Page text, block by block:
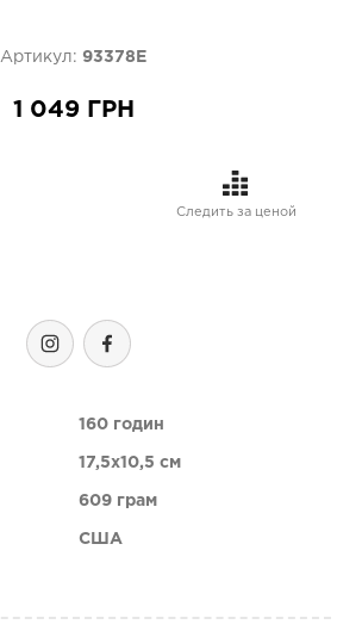
Артикул: 93378E
1 049 ГРН
Следить за ценой
160 годин
17,5x10,5 см
609 грам
США